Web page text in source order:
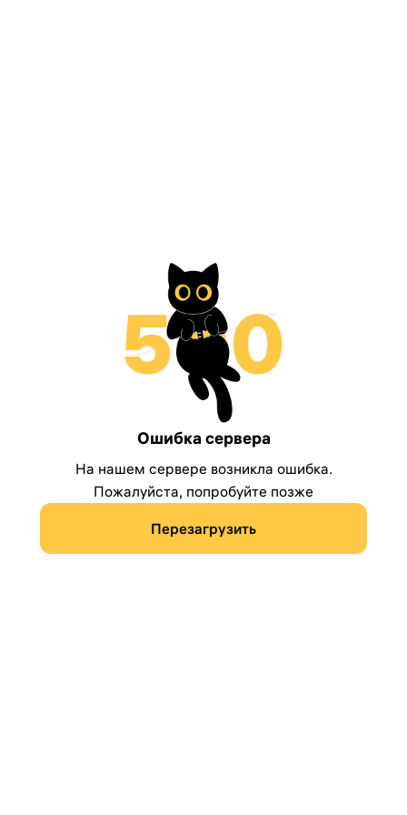
Ошибка сервера
На нашем сервере возникла ошибка.
Пожалуйста, попробуйте позже
Перезагрузить